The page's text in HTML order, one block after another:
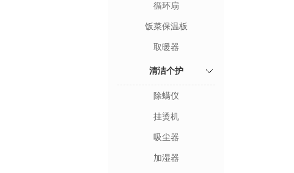
循环扇
饭菜保温板
取暖器
清洁个护
除螨仪
挂烫机
吸尘器
加湿器